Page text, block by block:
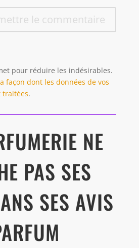
le commentaire
pour réduire les indésirables.
façon dont les données de vos
traitées.
NE
PAS SES
SES AVIS